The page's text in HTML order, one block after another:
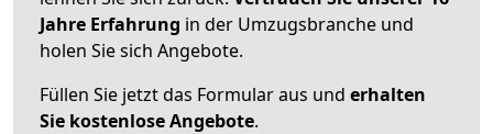
Jahre Erfahrung in der Umzugsbranche und
holen Sie sich Angebote.
Füllen Sie jetzt das Formular aus und erhalten
Sie kostenlose Angebote.